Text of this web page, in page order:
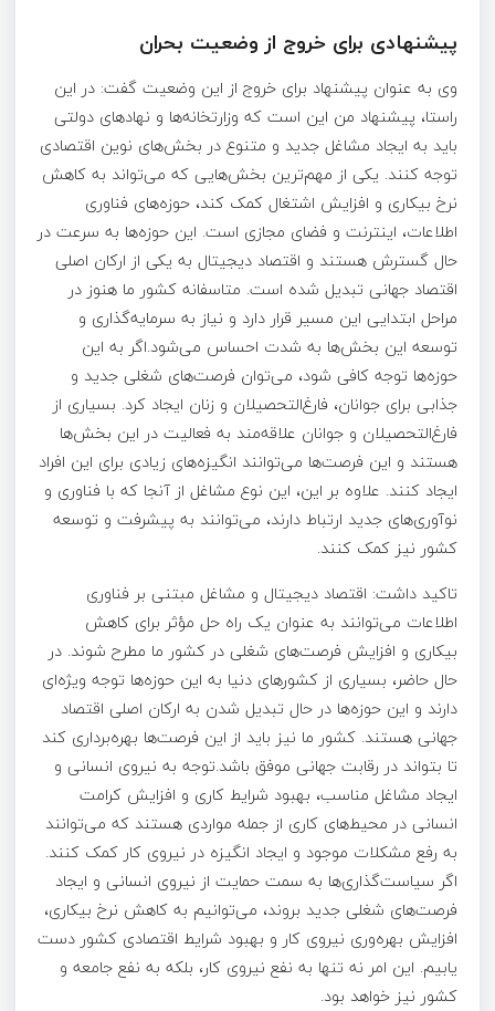
پیشنهادی برای خروج از وضعیت بحران
وی به عنوان پیشنهاد برای خروج از این وضعیت گفت: در این
راستا، پیشنهاد من این است که وزارتخانه‌ها و نهادهای دولتی
باید به ایجاد مشاغل جدید و متنوع در بخش‌های نوین اقتصادی
توجه کنند. یکی از مهم‌ترین بخش‌هایی که می‌تواند به کاهش
نرخ بیکاری و افزایش اشتغال کمک کند، حوزه‌های فناوری
اطلاعات، اینترنت و فضای مجازی است. این حوزه‌ها به سرعت در
حال گسترش هستند و اقتصاد دیجیتال به یکی از ارکان اصلی
اقتصاد جهانی تبدیل شده است. متاسفانه کشور ما هنوز در
مراحل ابتدایی این مسیر قرار دارد و نیاز به سرمایه‌گذاری و
توسعه این بخش‌ها به شدت احساس می‌شود.اگر به این
حوزه‌ها توجه کافی شود، می‌توان فرصت‌های شغلی جدید و
جذابی برای جوانان، فارغ‌التحصیلان و زنان ایجاد کرد. بسیاری از
فارغ‌التحصیلان و جوانان علاقه‌مند به فعالیت در این بخش‌ها
هستند و این فرصت‌ها می‌توانند انگیزه‌های زیادی برای این افراد
ایجاد کنند. علاوه بر این، این نوع مشاغل از آنجا که با فناوری و
نوآوری‌های جدید ارتباط دارند، می‌توانند به پیشرفت و توسعه
کشور نیز کمک کنند.
تاکید داشت: اقتصاد دیجیتال و مشاغل مبتنی بر فناوری
اطلاعات می‌توانند به عنوان یک راه حل مؤثر برای کاهش
بیکاری و افزایش فرصت‌های شغلی در کشور ما مطرح شوند. در
حال حاضر، بسیاری از کشورهای دنیا به این حوزه‌ها توجه ویژه‌ای
دارند و این حوزه‌ها در حال تبدیل شدن به ارکان اصلی اقتصاد
جهانی هستند. کشور ما نیز باید از این فرصت‌ها بهره‌برداری کند
تا بتواند در رقابت جهانی موفق باشد.توجه به نیروی انسانی و
ایجاد مشاغل مناسب، بهبود شرایط کاری و افزایش کرامت
انسانی در محیط‌های کاری از جمله مواردی هستند که می‌توانند
به رفع مشکلات موجود و ایجاد انگیزه در نیروی کار کمک کنند.
اگر سیاست‌گذاری‌ها به سمت حمایت از نیروی انسانی و ایجاد
فرصت‌های شغلی جدید بروند، می‌توانیم به کاهش نرخ بیکاری،
افزایش بهره‌وری نیروی کار و بهبود شرایط اقتصادی کشور دست
یابیم. این امر نه تنها به نفع نیروی کار، بلکه به نفع جامعه و
کشور نیز خواهد بود.